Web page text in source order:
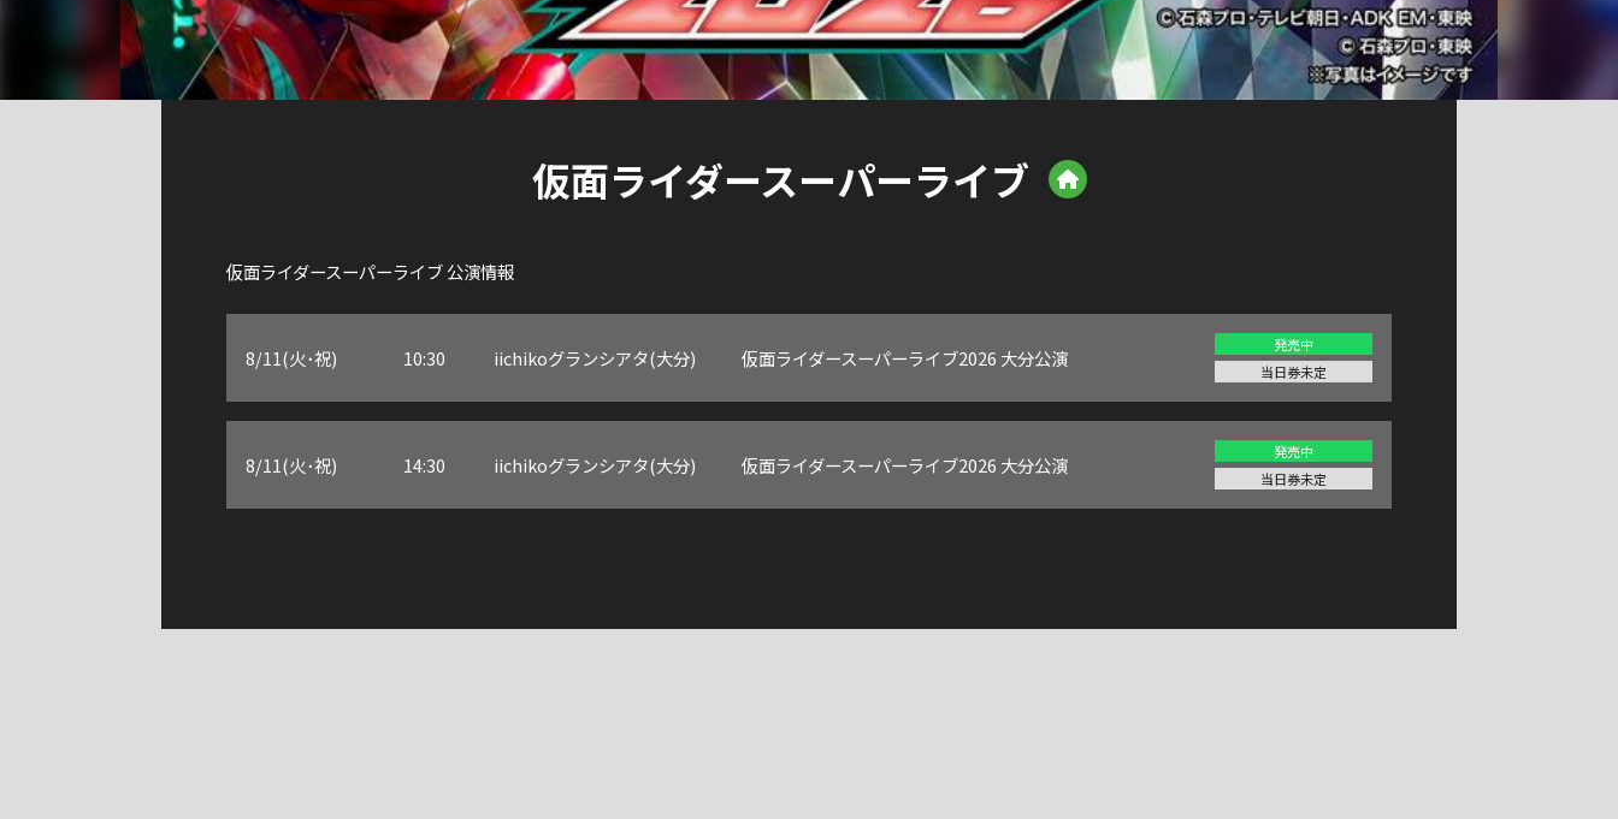
仮面ライダースーパーライブ
仮面ライダースーパーライブ 公演情報
8/11(火･祝) 10:30 iichikoグランシアタ(大分) 仮面ライダースーパーライブ2026 大分公演
発売中
当日券未定
8/11(火･祝) 14:30 iichikoグランシアタ(大分) 仮面ライダースーパーライブ2026 大分公演
発売中
当日券未定